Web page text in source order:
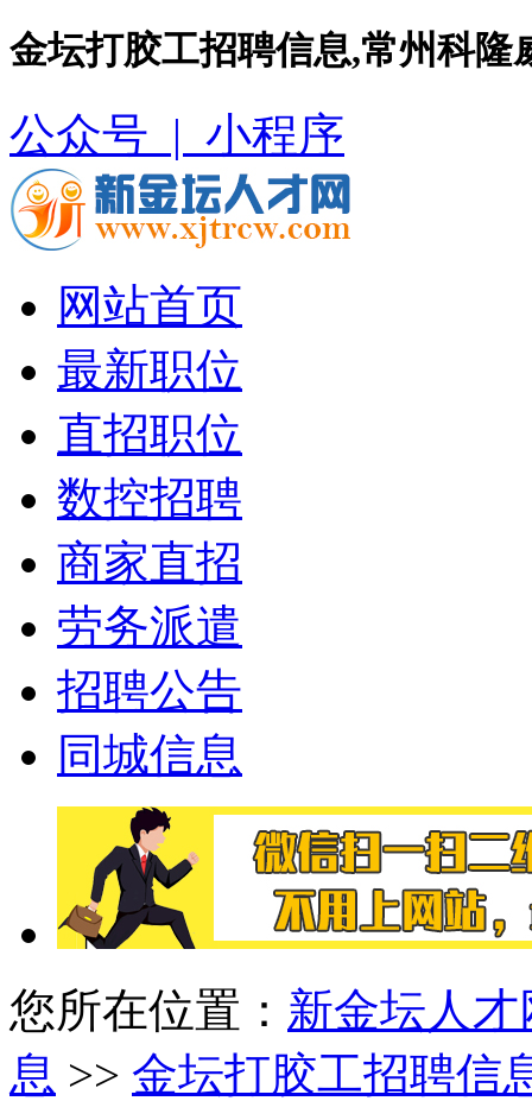
金坛打胶工招聘信息,常州科
公众号 | 小程序
网站首页
最新职位
直招职位
数控招聘
商家直招
劳务派遣
招聘公告
同城信息
您所在位置： 新金坛人才
息 >> 金坛打胶工招聘信